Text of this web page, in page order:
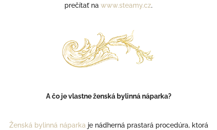
prečítať na www.steamy.cz.
A čo je vlastne ženská bylinná náparka?
Ženská bylinná náparka je nádherná prastará procedúra, ktorá